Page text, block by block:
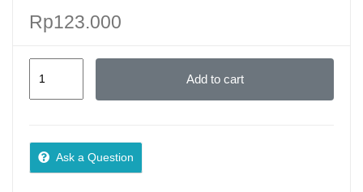
Rp123.000
Prof.
Dr.
Add to cart
Ask a Question